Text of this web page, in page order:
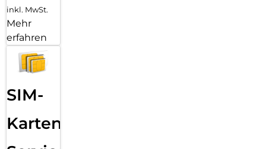
inkl. MwSt.
Mehr
erfahren
SIM-
Karten